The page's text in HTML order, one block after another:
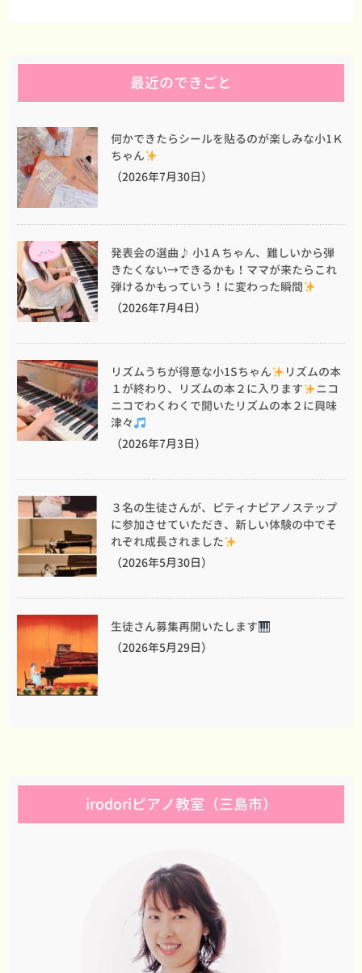
最近のできごと
何かできたらシールを貼るのが楽しみな小1Ｋ
ちゃん
（2026年7月30日）
発表会の選曲♪ 小1Ａちゃん、難しいから弾
きたくない→できるかも！ママが来たらこれ
弾けるかもっていう！に変わった瞬間
（2026年7月4日）
リズムうちが得意な小1Sちゃん
リズムの本
１が終わり、リズムの本２に入ります
ニコ
ニコでわくわくで開いたリズムの本２に興味
津々
（2026年7月3日）
３名の生徒さんが、ピティナピアノステップ
に参加させていただき、新しい体験の中でそ
れぞれ成長されました
（2026年5月30日）
生徒さん募集再開いたします
（2026年5月29日）
irodoriピアノ教室（三島市）